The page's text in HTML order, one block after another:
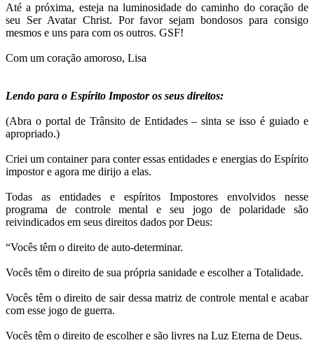
Até a próxima, esteja na luminosidade do caminho do coração de
seu Ser Avatar Christ. Por favor sejam bondosos para consigo
mesmos e uns para com os outros. GSF!
Com um coração amoroso, Lisa
Lendo para o Espírito Impostor os seus direitos:
(Abra o portal de Trânsito de Entidades – sinta se isso é guiado e
apropriado.)
Criei um container para conter essas entidades e energias do Espírito
impostor e agora me dirijo a elas.
Todas as entidades e espíritos Impostores envolvidos nesse
programa de controle mental e seu jogo de polaridade são
reivindicados em seus direitos dados por Deus:
“Vocês têm o direito de auto-determinar.
Vocês têm o direito de sua própria sanidade e escolher a Totalidade.
Vocês têm o direito de sair dessa matriz de controle mental e acabar
com esse jogo de guerra.
Vocês têm o direito de escolher e são livres na Luz Eterna de Deus.